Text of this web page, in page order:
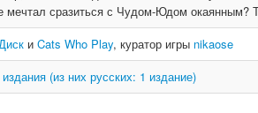
мечтал сразиться с Чудом-Юдом окаянным?
и Cats Who Play, куратор игры nikaose
(из них русских: 1 издание)